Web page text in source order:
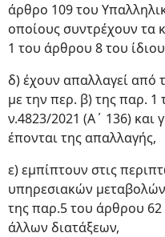
άρθρο 109 του
οποίους συντρέχουν τα
1 του άρθρου 8 του
δ) έχουν απαλλαγεί
με την περ. β) της παρ.
ν.4823/2021 (Α΄ 136) και
έπονται της απαλλαγής,
ε) εμπίπτουν στις
υπηρεσιακών
της παρ.5 του άρθρου 62
άλλων διατάξεων,